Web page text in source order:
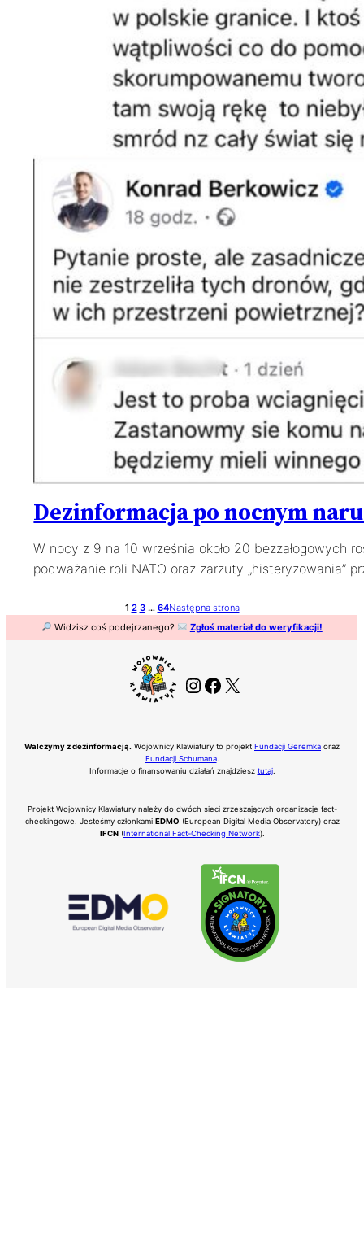
Dezinformacja po nocnym
W nocy z 9 na 10 września około 20 bezzałogowych
podważanie roli NATO oraz zarzuty „histeryzowania”
1 2 3 … 64Następna strona
Widzisz coś podejrzanego?
Zgłoś materiał do weryfikacji!
Instagram
Facebook
X
Walczymy z dezinformacją. Wojownicy Klawiatury to projekt Fundacji Geremka oraz
Fundacji Schumana.
Informacje o finansowaniu działań znajdziesz tutaj.
Projekt Wojownicy Klawiatury należy do dwóch sieci zrzeszających organizacje fact-
checkingowe. Jesteśmy członkami EDMO (European Digital Media Observatory) oraz
IFCN (International Fact-Checking Network).